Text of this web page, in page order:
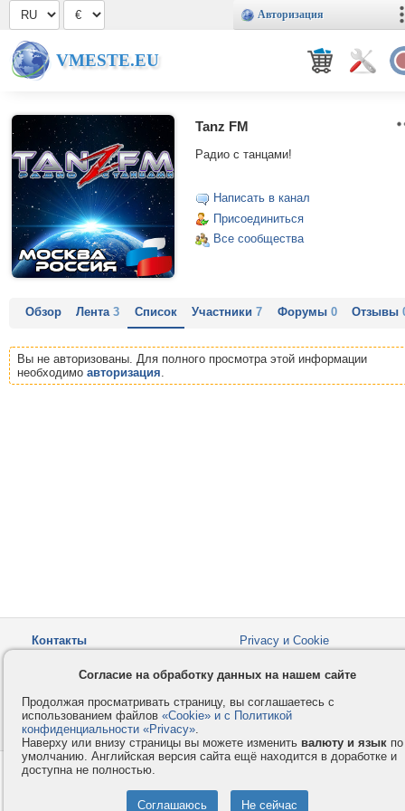
Авторизация
VMESTE.EU
Tanz FM
Радио с танцами!
Написать в канал
Присоединиться
Все сообщества
Обзор Лента3 Список Участники7 Форумы 0 Отзывы
Вы не авторизованы. Для полного просмотра этой информации
необходимо авторизация.
Контакты
Privacy и Cookie
Как оплатить
Форумы
© 2008-2026VMESTE.EU
Согласие на обработку данных на нашем сайте
Продолжая просматривать страницу, вы соглашаетесь с
использованием файлов «Cookie» и с Политикой
конфиденциальности «Privacy».
Наверху или внизу страницы вы можете изменить валюту и язык по
умолчанию. Английская версия сайта ещё находится в доработке и
доступна не полностью.